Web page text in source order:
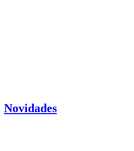
Novidades